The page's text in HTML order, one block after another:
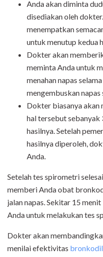
Anda akan diminta
disediakan oleh
menempatkan
untuk menutup kedua
Dokter akan
meminta Anda untuk
menahan napas
mengembuskan
Dokter biasanya akan
hal tersebut
hasilnya. Setelah
hasilnya diperoleh,
Anda.
Setelah tes spirometri
memberi Anda obat
jalan napas. Sekitar 15
Anda untuk melakukan tes
Dokter akan
menilai efektivitas